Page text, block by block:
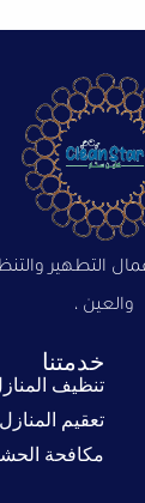
التطهير
والعين ،
خدمتنا
تنظيف
تعقيم المنازل
مكافحة